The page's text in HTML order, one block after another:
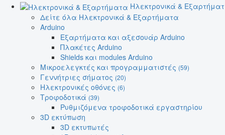
Ηλεκτρονικά &
Δείτε όλα Ηλεκτρονικά & Εξαρτήματα
Arduino
Εξαρτήματα και αξεσουάρ Arduino
Πλακέτες Arduino
Shields και modules Arduino
Μικροελεγκτές και προγραμματιστές (59)
Γεννήτριες σήματος (20)
Ηλεκτρονικές οθόνες (6)
Τροφοδοτικά (39)
Ρυθμιζόμενα τροφοδοτικά εργαστηρίου
3D εκτύπωση
3D εκτυπωτές